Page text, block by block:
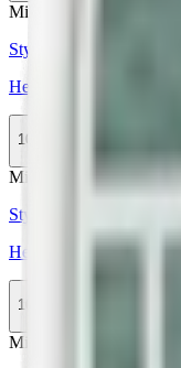
Mild
Styrka Mild · Slim
Helwit Violet 2
10-pack
Mild
Styrka Mild · Slim
Helwit Raspberry
10-pack
Mild